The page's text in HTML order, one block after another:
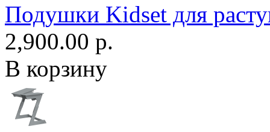
Подушки Kidset для
2,900.00 р.
В корзину